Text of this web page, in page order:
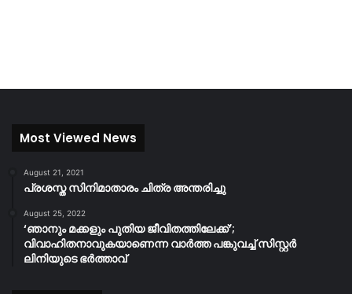
Most Viewed News
August 21, 2021
പ്രശസ്ത സിനിമാതാരം ചിത്ര അന്തരിച്ചു
August 25, 2022
‘ഞാനും മക്കളും പുതിയ ജീവിതത്തിലേക്ക്’;
വിവാഹിതനാവുകയാണെന്ന വാർത്ത പങ്കുവച്ച് സിസ്റ്റർ
ലിനിയുടെ ഭർത്താവ്